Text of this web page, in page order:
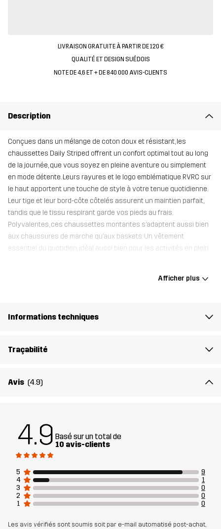
LIVRAISON GRATUITE À PARTIR DE 120 €
QUALITÉ ET DESIGN SUÉDOIS
NOTE DE 4,6 ET + DE 840 000 AVIS-CLIENTS
Description
Conçues dans un mélange de coton doux et résistant, les
chaussettes Daily Striped offrent un confort optimal tout au long
de la journée, que vous soyez en pleine aventure ou simplement
en mode détente. Leurs rayures et le logo emblématique RVRC sur
le haut apportent une touche de style à votre tenue quotidienne.
Leur tige et leur bord-côte côtelés assurent un maintien parfait,
tandis que le tissu respirant garde vos pieds au frais.
Polyvalentes, ces chaussettes montantes s’adaptent aussi bien
aux chaussures de marche qu’aux baskets. Un vêtement
essentiel du quotidien, idéal aussi bien pour les activités en plein
Numéro
Afficher plus
Informations techniques
Traçabilité
Avis (4.9)
4.9 Basé sur un total de
10 avis-clients
5
9
4
1
3
0
2
0
1
0
Les avis vérifiés sont soumis soit par e-mail automatisé post-achat,